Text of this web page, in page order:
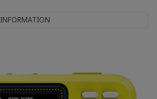
INFORMATION